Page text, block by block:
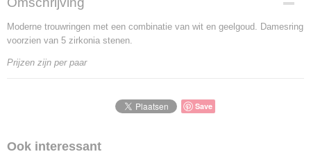
C016
Materiaal
witgoud en geelgoud
Goud Karaat
14 Karaat
Moderne trouwringen met een combinatie van wit en geelgoud. Damesring
voorzien van 5 zirkonia stenen.
Prijzen zijn per paar
Save
Ook interessant